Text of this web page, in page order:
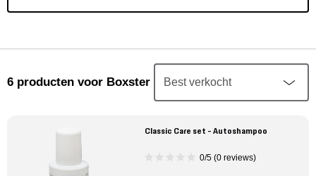
Mijn account
Meer Porsche
6 producten voor Boxster
Classic Care set - Autoshampoo
0/5 (0 reviews)